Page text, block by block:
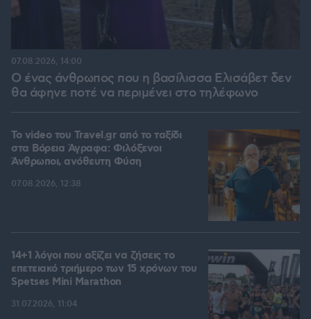
Ο ένας άνθρωπος που η βασίλισσα Ελισάβετ δεν
θα άφηνε ποτέ να περιμένει στο τηλέφωνο
07.08.2026, 14:00
To video του Travel.gr από το ταξίδι
στα Βόρεια Άγραφα: Φιλόξενοι
Άνθρωποι, ανόθευτη Φύση
07.08.2026, 12:38
14+1 λόγοι που αξίζει να ζήσεις το
επετειακό τριήμερο των 15 χρόνων του
Spetses Mini Marathon
31.07.2026, 11:04